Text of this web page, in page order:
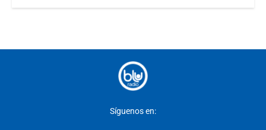
Síguenos en: